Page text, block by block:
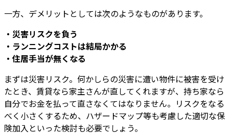
一方、デメリットとしては次のようなものがあります。
・災害リスクを負う
・ランニングコストは結局かかる
・住居手当が無くなる
まずは災害リスク。何かしらの災害に遭い物件に被害を受け
たとき、賃貸なら家主さんが直してくれますが、持ち家なら
自分でお金を払って直さなくてはなりません。リスクをなる
べく小さくするため、ハザードマップ等も考慮した適切な保
険加入といった検討も必要でしょう。